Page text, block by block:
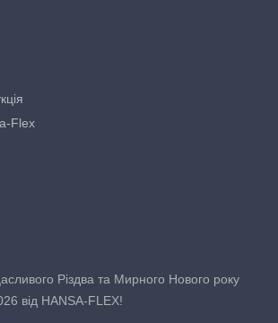
Flex
Різдва та Мирного Нового року
від HANSA-FLEX!